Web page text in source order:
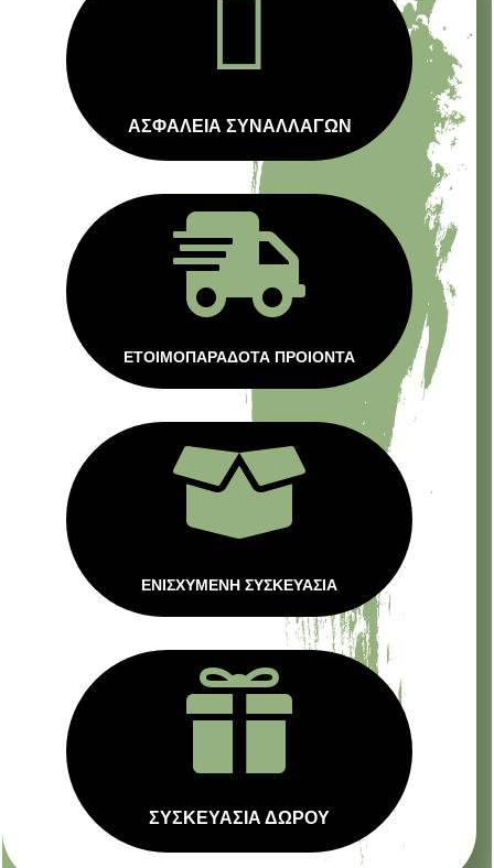

ΑΣΦΑΛΕΙΑ ΣΥΝΑΛΛΑΓΩΝ

ΕΤΟΙΜΟΠΑΡΑΔΟΤΑ ΠΡΟΙΟΝΤΑ

ΕΝΙΣΧΥΜΕΝΗ ΣΥΣΚΕΥΑΣΙΑ

ΣΥΣΚΕΥΑΣΙΑ ΔΩΡΟΥ